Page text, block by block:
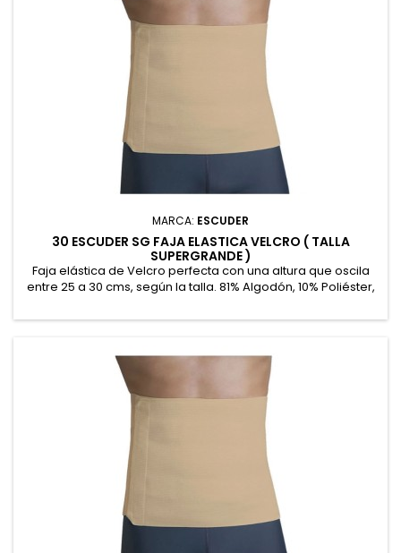
MARCA: ESCUDER
30 ESCUDER SG FAJA ELASTICA VELCRO ( TALLA
SUPERGRANDE )
Faja elástica de Velcro perfecta con una altura que oscila
entre 25 a 30 cms, según la talla. 81% Algodón, 10% Poliéster,